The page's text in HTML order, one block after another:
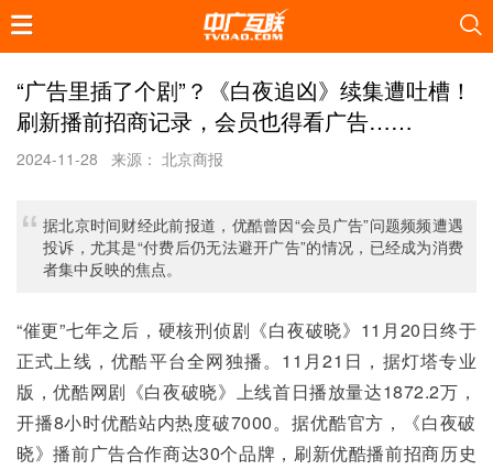
“广告里插了个剧”？《白夜追凶》续集遭吐槽！
刷新播前招商记录，会员也得看广告……
2024-11-28 来源： 北京商报
据北京时间财经此前报道，优酷曾因“会员广告”问题频频遭遇
投诉，尤其是“付费后仍无法避开广告”的情况，已经成为消费
者集中反映的焦点。
“催更”七年之后，硬核刑侦剧《白夜破晓》11月20日终于
正式上线，优酷平台全网独播。11月21日，据灯塔专业
版，优酷网剧《白夜破晓》上线首日播放量达1872.2万，
开播8小时优酷站内热度破7000。据优酷官方，《白夜破
晓》播前广告合作商达30个品牌，刷新优酷播前招商历史